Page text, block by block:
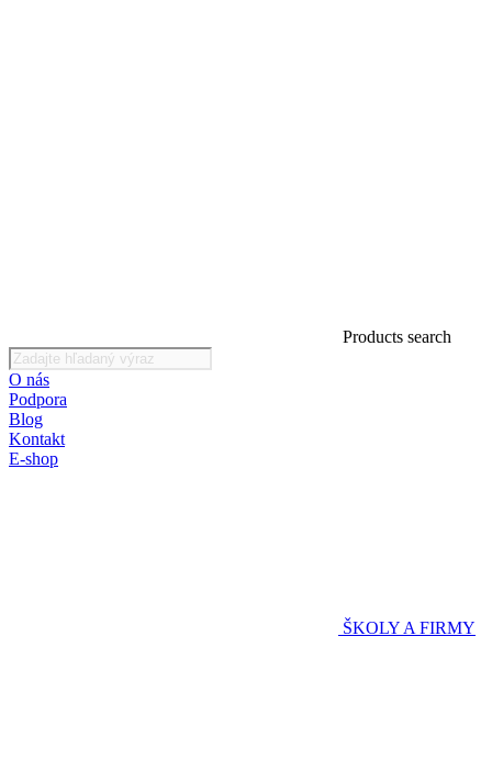
Products search
O nás
Podpora
Blog
Kontakt
E-shop
ŠKOLY A FIRMY